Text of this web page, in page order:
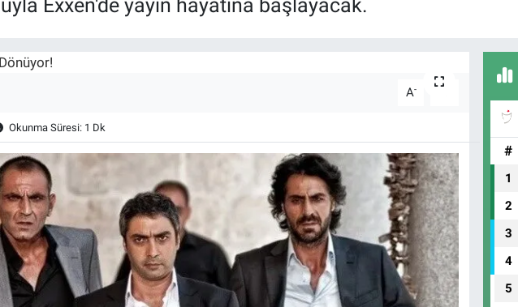
Exxen'de yayın hayatına başlayacak.
A-
Okunma Süresi: 1 Dk
#
1
2
3
4
5